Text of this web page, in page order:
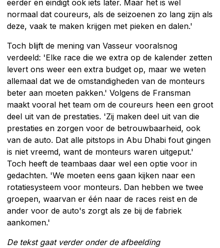
eerder en eindigt ook iets later. Maar het is wel
normaal dat coureurs, als de seizoenen zo lang zijn als
deze, vaak te maken krijgen met pieken en dalen.'
Toch blijft de mening van Vasseur vooralsnog
verdeeld: 'Elke race die we extra op de kalender zetten
levert ons weer een extra budget op, maar we weten
allemaal dat we de omstandigheden van de monteurs
beter aan moeten pakken.' Volgens de Fransman
maakt vooral het team om de coureurs heen een groot
deel uit van de prestaties. 'Zij maken deel uit van die
prestaties en zorgen voor de betrouwbaarheid, ook
van de auto. Dat alle pitstops in Abu Dhabi fout gingen
is niet vreemd, want de monteurs waren uitgeput.'
Toch heeft de teambaas daar wel een optie voor in
gedachten. 'We moeten eens gaan kijken naar een
rotatiesysteem voor monteurs. Dan hebben we twee
groepen, waarvan er één naar de races reist en de
ander voor de auto's zorgt als ze bij de fabriek
aankomen.'
De tekst gaat verder onder de afbeelding